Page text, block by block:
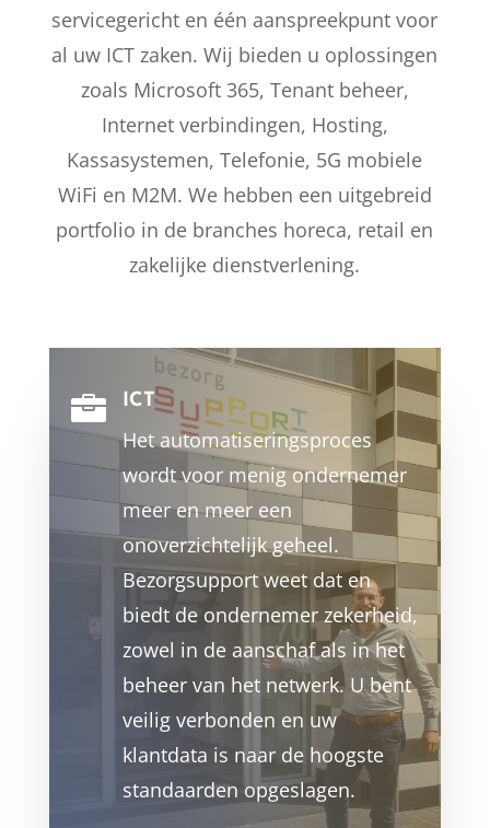
servicegericht en één aanspreekpunt voor
al uw ICT zaken. Wij bieden u oplossingen
zoals Microsoft 365, Tenant beheer,
Internet verbindingen, Hosting,
Kassasystemen, Telefonie, 5G mobiele
WiFi en M2M. We hebben een uitgebreid
portfolio in de branches horeca, retail en
zakelijke dienstverlening.
 ICT
Het automatiseringsproces
wordt voor menig ondernemer
meer en meer een
onoverzichtelijk geheel.
Bezorgsupport weet dat en
biedt de ondernemer zekerheid,
zowel in de aanschaf als in het
beheer van het netwerk. U bent
veilig verbonden en uw
klantdata is naar de hoogste
standaarden opgeslagen.